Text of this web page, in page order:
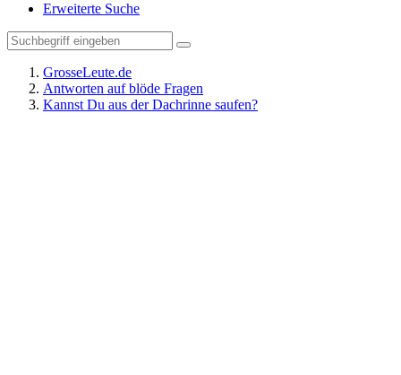
Erweiterte Suche
GrosseLeute.de
Antworten auf blöde Fragen
Kannst Du aus der Dachrinne saufen?